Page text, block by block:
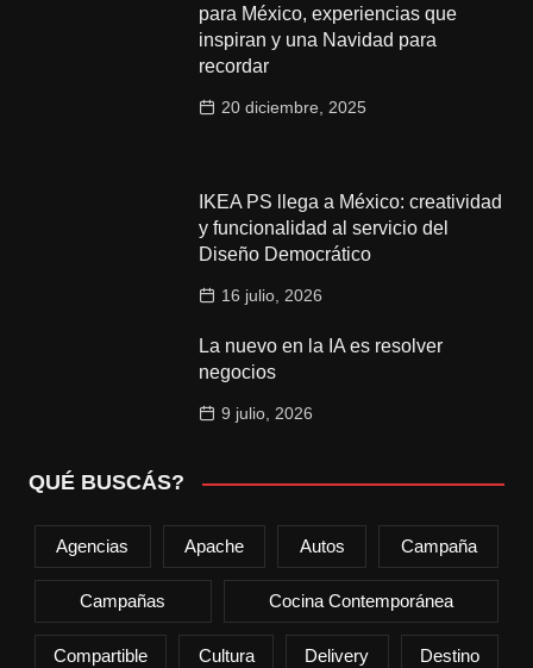
para México, experiencias que
inspiran y una Navidad para
recordar
20 diciembre, 2025
IKEA PS llega a México: creatividad
y funcionalidad al servicio del
Diseño Democrático
16 julio, 2026
La nuevo en la IA es resolver
negocios
9 julio, 2026
QUÉ BUSCÁS?
Agencias Apache Autos Campaña
Campañas Cocina Contemporánea
Compartible Cultura Delivery Destino